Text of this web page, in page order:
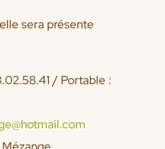
sera présente
/ Portable :